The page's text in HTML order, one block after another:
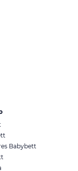
Babybett